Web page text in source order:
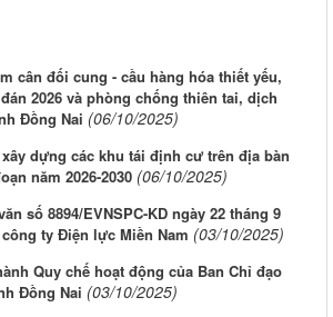
cân đối cung - cầu hàng hóa thiết yếu,
2026 và phòng chống thiên tai, dịch
Đồng Nai (06/10/2025)
dựng các khu tái định cư trên địa bàn
năm 2026-2030 (06/10/2025)
số 8894/EVNSPC-KD ngày 22 tháng 9
ty Điện lực Miền Nam (03/10/2025)
Quy chế hoạt động của Ban Chỉ đạo
Đồng Nai (03/10/2025)